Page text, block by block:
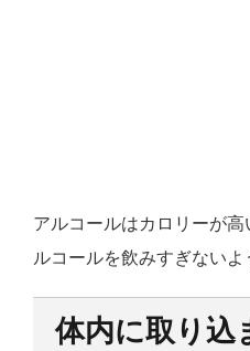
アルコールはカロリーが
ルコールを飲みすぎないよ
体内に取り込